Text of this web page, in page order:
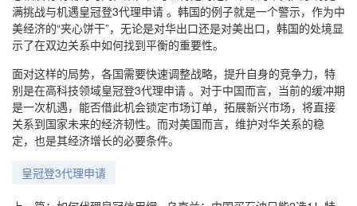
满挑战与机遇皇冠登3代理申请 。韩国的例子就是一个警示，作为中
美经济的“夹心饼干”，无论是对华出口还是对美出口，韩国的处境显
示了在双边关系中如何找到平衡的重要性。
面对这样的局势，各国需要快速调整战略，提升自身的竞争力，特
别是在高科技领域皇冠登3代理申请 。对于中国而言，当前的缓冲期
是一次机遇，能否借此机会锁定市场订单，拓展新兴市场，将直接
关系到国家未来的经济韧性。而对美国而言，维护对华关系的稳
定，也是其经济增长的必要条件。
皇冠登3代理申请